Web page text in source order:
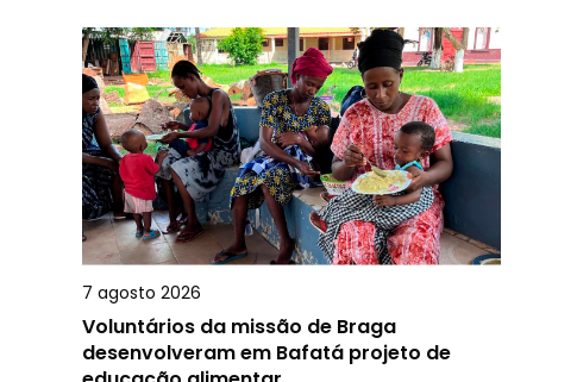
7 agosto 2026
Voluntários da missão de Braga
desenvolveram em Bafatá projeto de